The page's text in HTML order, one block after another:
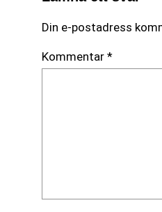
Din e-postadress
Kommentar *